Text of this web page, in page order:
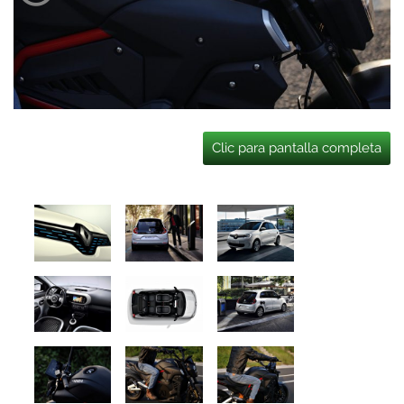
Clic para pantalla completa